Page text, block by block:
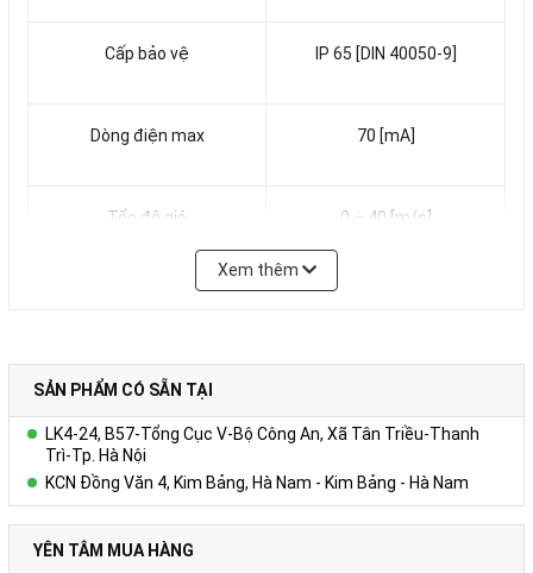
Cấp bảo vệ IP 65 [DIN 40050-9]
Dòng điện max 70 [mA]
Tốc độ gió 0 ÷ 40 [m/s]
Áp suất khí quyển
Nhiệt độ không khí
Nhiệt độ môi trường
Xem thêm
SẢN PHẨM CÓ SẴN TẠI
LK4-24, B57-Tổng Cục V-Bộ Công An, Xã Tân Triều-Thanh
Trì-Tp. Hà Nội
KCN Đồng Văn 4, Kim Bảng, Hà Nam - Kim Bảng - Hà Nam
YÊN TÂM MUA HÀNG